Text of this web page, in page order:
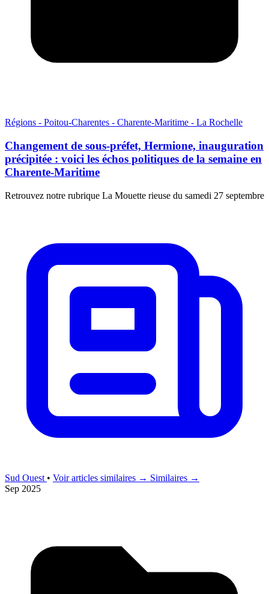
Régions - Poitou-Charentes - Charente-Maritime - La Rochelle
Changement de sous-préfet, Hermione, inauguration
précipitée : voici les échos politiques de la semaine en
Charente-Maritime
Retrouvez notre rubrique La Mouette rieuse du samedi 27 septembre
Sud Ouest • Voir articles similaires → Similaires →
Sep 2025